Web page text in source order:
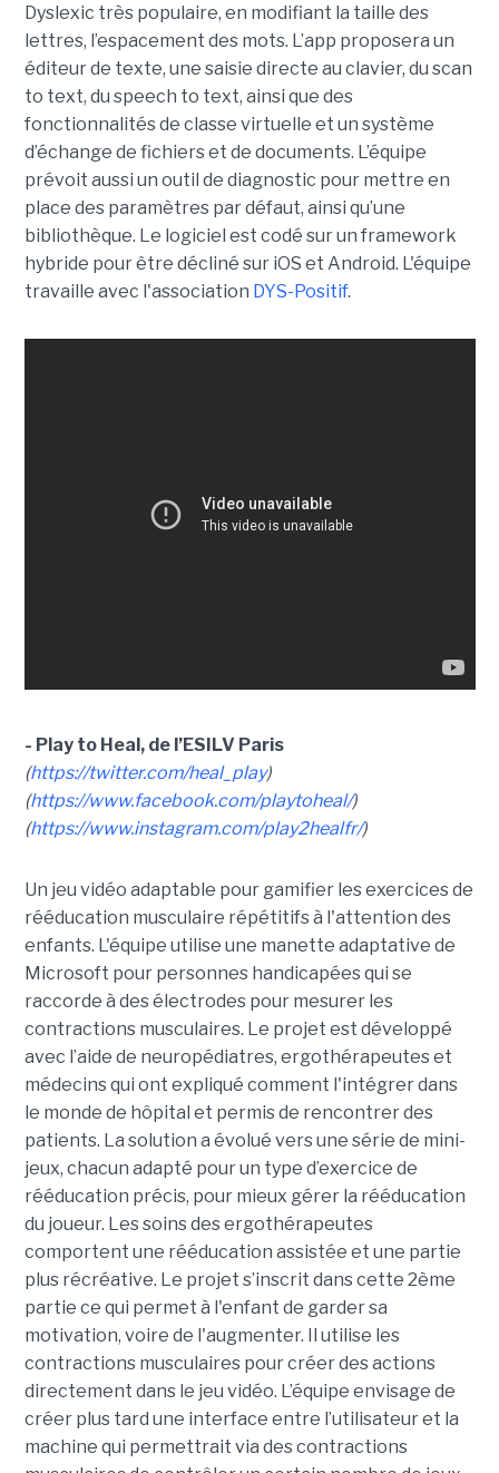
Dyslexic très populaire, en modifiant la taille des
lettres, l’espacement des mots. L’app proposera un
éditeur de texte, une saisie directe au clavier, du scan
to text, du speech to text, ainsi que des
fonctionnalités de classe virtuelle et un système
d’échange de fichiers et de documents. L’équipe
prévoit aussi un outil de diagnostic pour mettre en
place des paramètres par défaut, ainsi qu’une
bibliothèque. Le logiciel est codé sur un framework
hybride pour être décliné sur iOS et Android. L'équipe
travaille avec l'association DYS-Positif.
- Play to Heal, de l’ESILV Paris
(https://twitter.com/heal_play)
(https://www.facebook.com/playtoheal/)
(https://www.instagram.com/play2healfr/)
Un jeu vidéo adaptable pour gamifier les exercices de
rééducation musculaire répétitifs à l'attention des
enfants. L'équipe utilise une manette adaptative de
Microsoft pour personnes handicapées qui se
raccorde à des électrodes pour mesurer les
contractions musculaires. Le projet est développé
avec l’aide de neuropédiatres, ergothérapeutes et
médecins qui ont expliqué comment l'intégrer dans
le monde de hôpital et permis de rencontrer des
patients. La solution a évolué vers une série de mini-
jeux, chacun adapté pour un type d’exercice de
rééducation précis, pour mieux gérer la rééducation
du joueur. Les soins des ergothérapeutes
comportent une rééducation assistée et une partie
plus récréative. Le projet s’inscrit dans cette 2ème
partie ce qui permet à l'enfant de garder sa
motivation, voire de l'augmenter. Il utilise les
contractions musculaires pour créer des actions
directement dans le jeu vidéo. L’équipe envisage de
créer plus tard une interface entre l’utilisateur et la
machine qui permettrait via des contractions